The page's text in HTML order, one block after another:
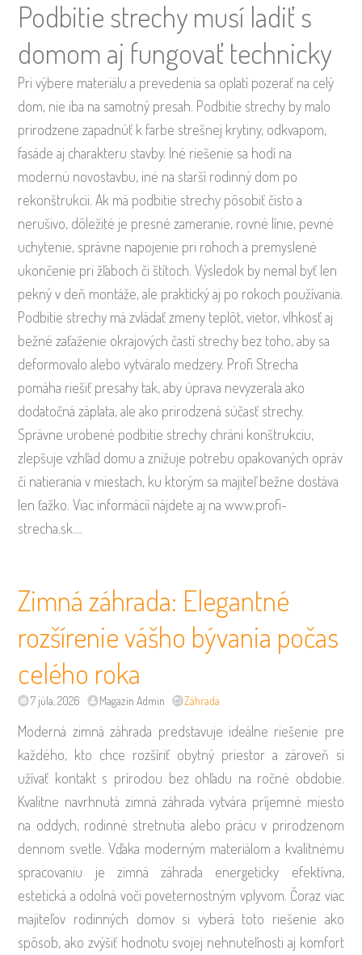
Podbitie strechy musí ladiť s
domom aj fungovať technicky
Pri výbere materiálu a prevedenia sa oplatí pozerať na celý
dom, nie iba na samotný presah. Podbitie strechy by malo
prirodzene zapadnúť k farbe strešnej krytiny, odkvapom,
fasáde aj charakteru stavby. Iné riešenie sa hodí na
modernú novostavbu, iné na starší rodinný dom po
rekonštrukcii. Ak má podbitie strechy pôsobiť čisto a
nerušivo, dôležité je presné zameranie, rovné línie, pevné
uchytenie, správne napojenie pri rohoch a premyslené
ukončenie pri žľaboch či štítoch. Výsledok by nemal byť len
pekný v deň montáže, ale praktický aj po rokoch používania.
Podbitie strechy má zvládať zmeny teplôt, vietor, vlhkosť aj
bežné zaťaženie okrajových častí strechy bez toho, aby sa
deformovalo alebo vytváralo medzery. Profi Strecha
pomáha riešiť presahy tak, aby úprava nevyzerala ako
dodatočná záplata, ale ako prirodzená súčasť strechy.
Správne urobené podbitie strechy chráni konštrukciu,
zlepšuje vzhľad domu a znižuje potrebu opakovaných opráv
či natierania v miestach, ku ktorým sa majiteľ bežne dostáva
len ťažko. Viac informácií nájdete aj na www.profi-
strecha.sk.…
Zimná záhrada: Elegantné
rozšírenie vášho bývania počas
celého roka
7 júla, 2026 Magazín Admin Záhrada
Moderná zimná záhrada predstavuje ideálne riešenie pre
každého, kto chce rozšíriť obytný priestor a zároveň si
užívať kontakt s prírodou bez ohľadu na ročné obdobie.
Kvalitne navrhnutá zimná záhrada vytvára príjemné miesto
na oddych, rodinné stretnutia alebo prácu v prirodzenom
dennom svetle. Vďaka moderným materiálom a kvalitnému
spracovaniu je zimná záhrada energeticky efektívna,
estetická a odolná voči poveternostným vplyvom. Čoraz viac
majiteľov rodinných domov si vyberá toto riešenie ako
spôsob, ako zvýšiť hodnotu svojej nehnuteľnosti aj komfort